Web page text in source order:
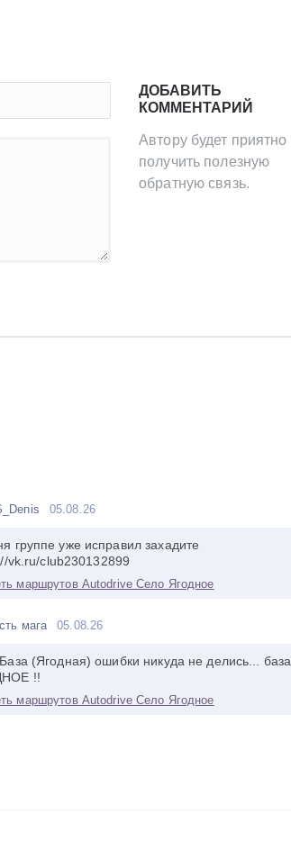
ДОБАВИТЬ
КОММЕНТАРИЙ
Автору будет приятно
получить полезную
обратную связь.
05.08.26
группе уже исправил захадите
vk.ru/club230132899
маршрутов Autodrive Село Ягодное
мага 05.08.26
(Ягодная) ошибки никуда не делись... база
!!
маршрутов Autodrive Село Ягодное